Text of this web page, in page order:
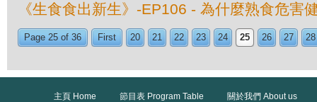
《生食食出新生》-EP106 - 為什麼熟食危害
Page 25 of 36 First 20 21 22 23 24 25 26 27 28
主頁 Home 節目表 Program Table
關於我們 About us